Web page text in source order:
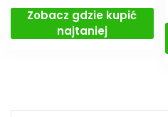
Zobacz gdzie kupić
najtaniej